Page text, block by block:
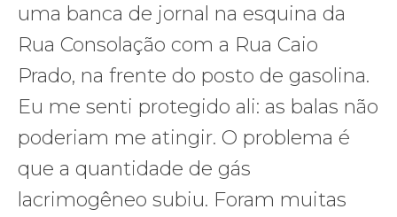
uma banca de jornal na esquina da
Rua Consolação com a Rua Caio
Prado, na frente do posto de gasolina.
Eu me senti protegido ali: as balas não
poderiam me atingir. O problema é
que a quantidade de gás
lacrimogêneo subiu. Foram muitas